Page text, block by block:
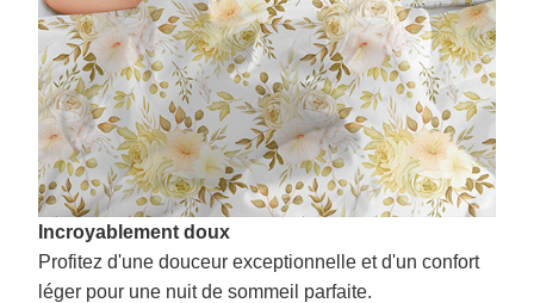
Incroyablement doux
Profitez d'une douceur exceptionnelle et d'un confort
léger pour une nuit de sommeil parfaite.